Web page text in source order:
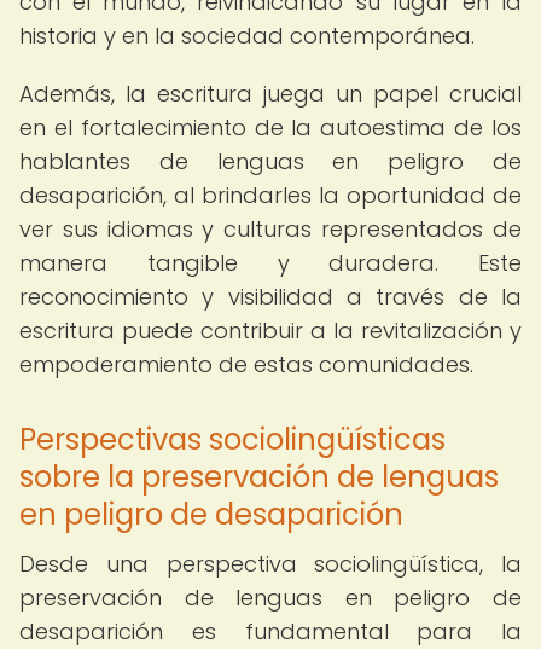
historia y en la sociedad contemporánea.
Además, la escritura juega un papel crucial
en el fortalecimiento de la autoestima de los
hablantes de lenguas en peligro de
desaparición, al brindarles la oportunidad de
ver sus idiomas y culturas representados de
manera tangible y duradera. Este
reconocimiento y visibilidad a través de la
escritura puede contribuir a la revitalización y
empoderamiento de estas comunidades.
Perspectivas sociolingüísticas
sobre la preservación de lenguas
en peligro de desaparición
Desde una perspectiva sociolingüística, la
preservación de lenguas en peligro de
desaparición es fundamental para la